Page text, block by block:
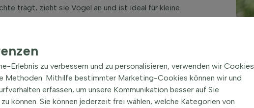
trägt, zieht sie Vögel an und ist ideal für kleine
nigra 'Nana'
durch seine immergrünen Nadeln.
für optimales Wachstum.
die gut durchlässig sind.
sind dicht und kompakt.
zieht Vögel an.
Erlebnis zu verbessern und zu personalisieren, verwenden wir Cookies
Methoden. Mithilfe bestimmter Marketing-Cookies können wir und
erfassen, um unsere Kommunikation besser auf Sie
können. Sie können jederzeit frei wählen, welche Kategorien von